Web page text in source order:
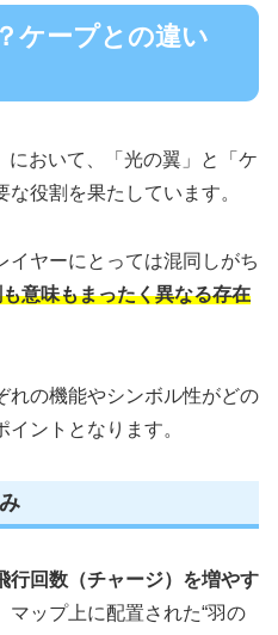
ケープとの違い
において、「光の翼」と「ケ
役割を果たしています。
イヤーにとっては混同しがち
意味もまったく異なる存在
れの機能やシンボル性がどの
ントとなります。
行回数（チャージ）を増やす
マップ上に配置された“羽の